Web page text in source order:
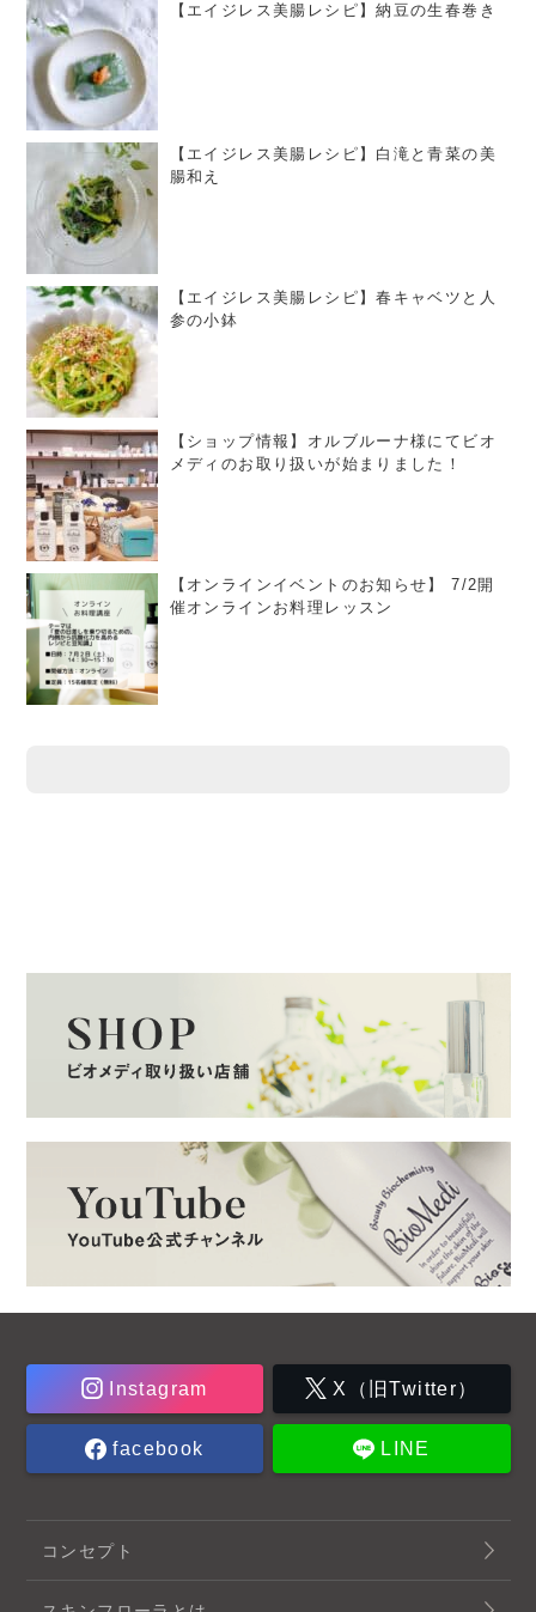
【エイジレス美腸レシピ】納豆の生春巻き
【エイジレス美腸レシピ】白滝と青菜の美
腸和え
【エイジレス美腸レシピ】春キャベツと人
参の小鉢
【ショップ情報】オルブルーナ様にてビオ
メディのお取り扱いが始まりました！
【オンラインイベントのお知らせ】 7/2開
催オンラインお料理レッスン
Instagram X（旧Twitter）
facebook LINE
コンセプト